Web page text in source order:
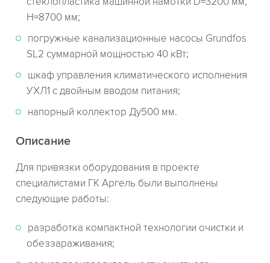
H=8700 мм;
погружные канализационные насосы Grundfos
SL2 суммарной мощностью 40 кВт;
шкаф управления климатического исполнения
УХЛ1 с двойным вводом питания;
напорный коллектор Ду500 мм.
Описание
Для привязки оборудования в проекте
специалистами ГК Аргель были выполнены
следующие работы:
разработка компактной технологии очистки и
обеззараживания;